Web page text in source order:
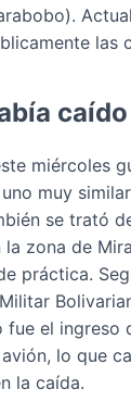
las
miércoles
muy
se trató
zona de
práctica.
el ingreso
lo que
la caída.